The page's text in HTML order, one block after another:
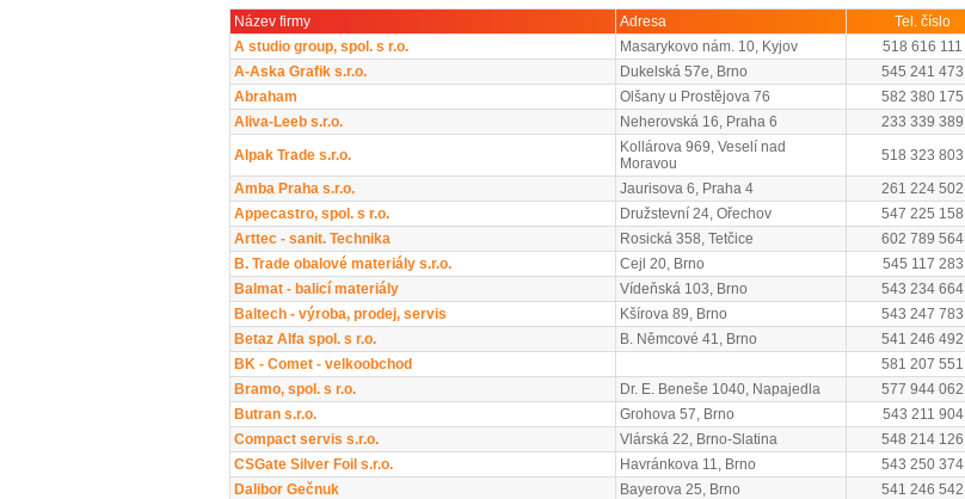
Název firmy Adresa
Tel. číslo
A studio group, spol. s r.o.
Masarykovo nám. 10, Kyjov
518 616 111
A-Aska Grafik s.r.o.
Dukelská 57e, Brno
545 241 473
Abraham
Olšany u Prostějova 76
582 380 175
Aliva-Leeb s.r.o.
Neherovská 16, Praha 6
233 339 389
Alpak Trade s.r.o.
Kollárova 969, Veselí nad
Moravou
518 323 803
Amba Praha s.r.o.
Jaurisova 6, Praha 4
261 224 502
Appecastro, spol. s r.o.
Družstevní 24, Ořechov
547 225 158
Arttec - sanit. Technika
Rosická 358, Tetčice
602 789 564
B. Trade obalové materiály s.r.o.
Cejl 20, Brno
545 117 283
Balmat - balicí materiály
Vídeňská 103, Brno
543 234 664
Baltech - výroba, prodej, servis
Kšírova 89, Brno
543 247 783
Betaz Alfa spol. s r.o.
B. Němcové 41, Brno
541 246 492
BK - Comet - velkoobchod
581 207 551
Bramo, spol. s r.o.
Dr. E. Beneše 1040, Napajedla
577 944 062
Butran s.r.o.
Grohova 57, Brno
543 211 904
Compact servis s.r.o.
Vlárská 22, Brno-Slatina
548 214 126
CSGate Silver Foil s.r.o.
Havránkova 11, Brno
543 250 374
Dalibor Gečnuk
Bayerova 25, Brno
541 246 542